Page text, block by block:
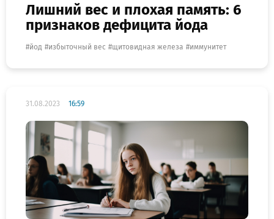
Лишний вес и плохая память: 6
признаков дефицита йода
йод избыточный вес щитовидная железа иммунитет
31.08.2023 16:59